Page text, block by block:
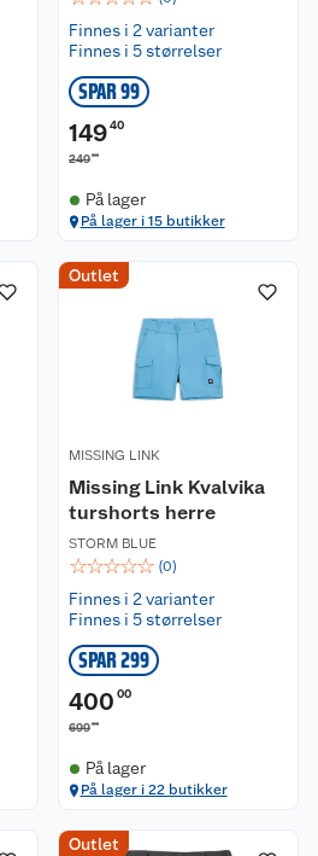
Finnes i 2 varianter
Finnes i 5 størrelser
SPAR 99
14940
24900
På lager
På lager i 15 butikker
Outlet
MISSING LINK
Missing Link Kvalvika
turshorts herre
STORM BLUE
☆☆☆☆☆ (0)
Finnes i 2 varianter
Finnes i 5 størrelser
SPAR 299
400 00
69900
På lager
På lager i 22 butikker
Outlet